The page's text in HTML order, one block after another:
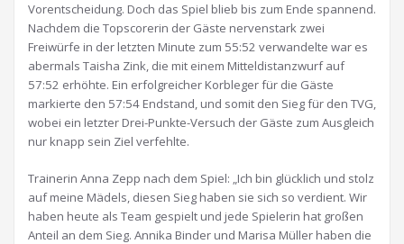
Vorentscheidung. Doch das Spiel blieb bis zum Ende spannend.
Nachdem die Topscorerin der Gäste nervenstark zwei
Freiwürfe in der letzten Minute zum 55:52 verwandelte war es
abermals Taisha Zink, die mit einem Mitteldistanzwurf auf
57:52 erhöhte. Ein erfolgreicher Korbleger für die Gäste
markierte den 57:54 Endstand, und somit den Sieg für den TVG,
wobei ein letzter Drei-Punkte-Versuch der Gäste zum Ausgleich
nur knapp sein Ziel verfehlte.
Trainerin Anna Zepp nach dem Spiel: „Ich bin glücklich und stolz
auf meine Mädels, diesen Sieg haben sie sich so verdient. Wir
haben heute als Team gespielt und jede Spielerin hat großen
Anteil an dem Sieg. Annika Binder und Marisa Müller haben die